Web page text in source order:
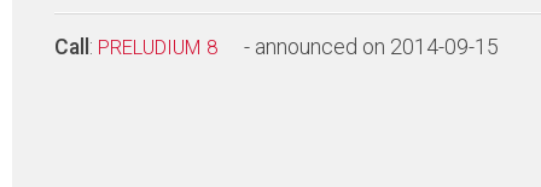
Call : PRELUDIUM 8 - announced on 2014-09-15